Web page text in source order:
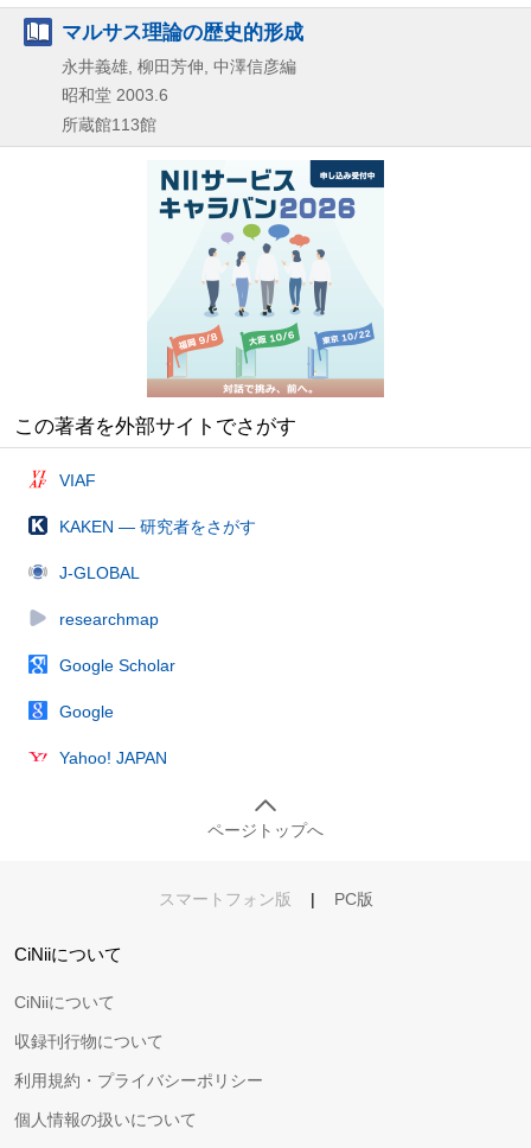
マルサス理論の歴史的形成
永井義雄, 柳田芳伸, 中澤信彦編
昭和堂 2003.6
所蔵館113館
この著者を外部サイトでさがす
VIAF
KAKEN — 研究者をさがす
J-GLOBAL
researchmap
Google Scholar
Google
Yahoo! JAPAN
ページトップへ
スマートフォン版 | PC版
CiNiiについて
CiNiiについて
収録刊行物について
利用規約・プライバシーポリシー
個人情報の扱いについて